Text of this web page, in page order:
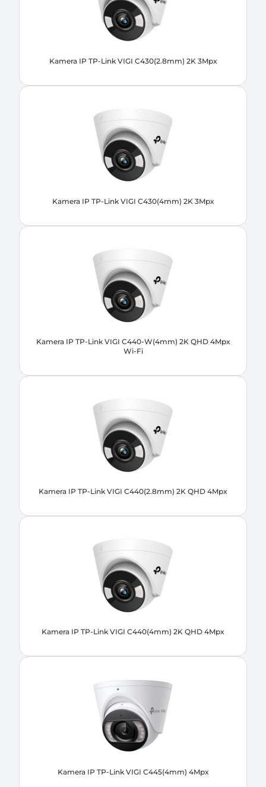
Kamera IP TP-Link VIGI C430(2.8mm) 2K 3Mpx
Kamera IP TP-Link VIGI C430(4mm) 2K 3Mpx
Kamera IP TP-Link VIGI C440-W(4mm) 2K QHD 4Mpx
Wi-Fi
Kamera IP TP-Link VIGI C440(2.8mm) 2K QHD 4Mpx
Kamera IP TP-Link VIGI C440(4mm) 2K QHD 4Mpx
Kamera IP TP-Link VIGI C445(4mm) 4Mpx